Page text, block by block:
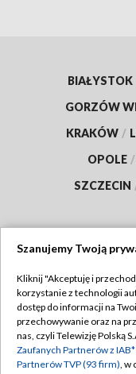
BIAŁYSTOK
GORZÓW
KRAKÓW /
OPOLE /
SZCZECIN
Abonament TVP
Emisja w TVP
Szanujemy Twoją
Kliknij "Akceptuję i
korzystanie z technologii
dostęp do informacji na
przechowywanie oraz na
nas, czyli Telewizję Polską
Zaufanych Partnerów z
Partnerów TVP (93 firm), w